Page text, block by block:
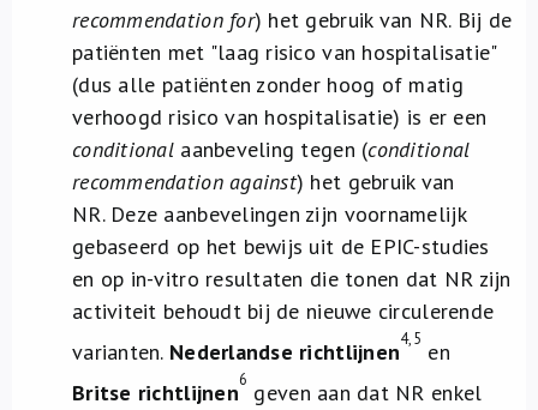
recommendation for) het gebruik van NR. Bij de
patiënten met "laag risico van hospitalisatie"
(dus alle patiënten zonder hoog of matig
verhoogd risico van hospitalisatie) is er een
conditional aanbeveling tegen (conditional
recommendation against) het gebruik van
NR. Deze aanbevelingen zijn voornamelijk
gebaseerd op het bewijs uit de EPIC-studies
en op in-vitro resultaten die tonen dat NR zijn
activiteit behoudt bij de nieuwe circulerende
varianten. Nederlandse richtlijnen4,5 en
Britse richtlijnen6 geven aan dat NR enkel